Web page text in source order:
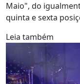
Maio", do
quinta e sexta
Leia também